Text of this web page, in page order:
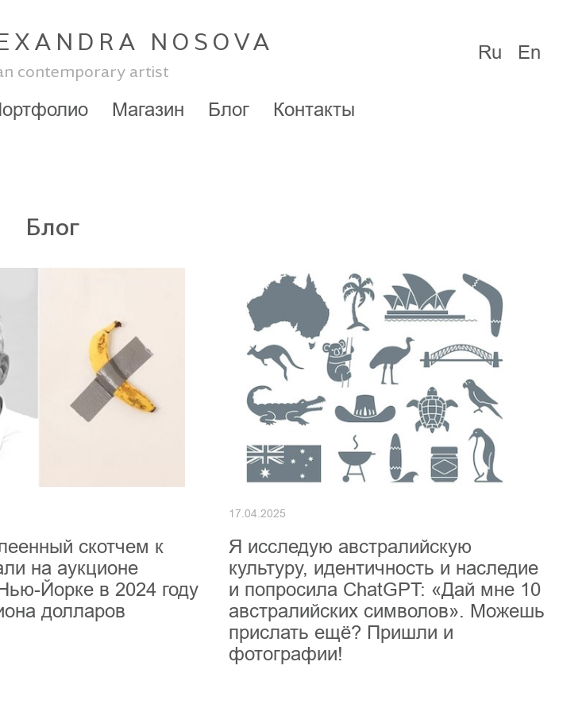
NOSOVA
contemporary artist
Магазин Блог Контакты
Ru En
Блог
скотчем к
на аукционе
Йорке в 2024 году
долларов
17.04.2025
Я исследую австралийскую
культуру, идентичность и наследие
и попросила ChatGPT: «Дай мне 10
австралийских символов». Можешь
прислать ещё? Пришли и
фотографии!